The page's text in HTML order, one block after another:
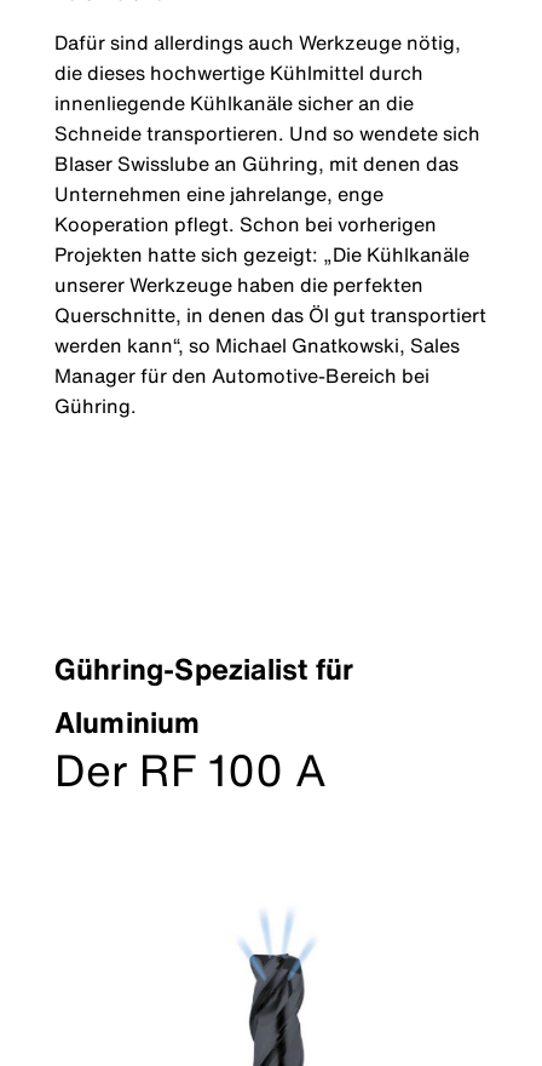
Dafür sind allerdings auch Werkzeuge nötig,
die dieses hochwertige Kühlmittel durch
innenliegende Kühlkanäle sicher an die
Schneide transportieren. Und so wendete sich
Blaser Swisslube an Gühring, mit denen das
Unternehmen eine jahrelange, enge
Kooperation pflegt. Schon bei vorherigen
Projekten hatte sich gezeigt: „Die Kühlkanäle
unserer Werkzeuge haben die perfekten
Querschnitte, in denen das Öl gut transportiert
werden kann“, so Michael Gnatkowski, Sales
Manager für den Automotive-Bereich bei
Gühring.
Gühring-Spezialist für
Aluminium
Der RF 100 A